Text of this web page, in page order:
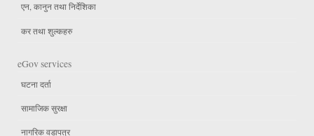
एन, कानुन तथा निर्देशिका
कर तथा शुल्कहरु
eGov services
घटना दर्ता
सामाजिक सुरक्षा
नागरिक वडापत्र